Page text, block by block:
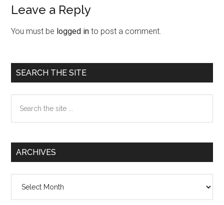
Reader
Interactions
Leave a Reply
You must be logged in to post a comment.
Primary
Sidebar
SEARCH THE SITE
the
ARCHIVES